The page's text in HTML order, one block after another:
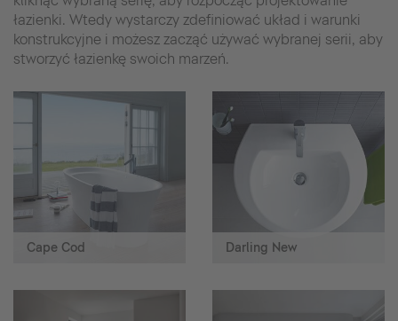
łazienki. Wtedy wystarczy zdefiniować układ i warunki
konstrukcyjne i możesz zacząć używać wybranej serii, aby
stworzyć łazienkę swoich marzeń.
Cape Cod Darling New